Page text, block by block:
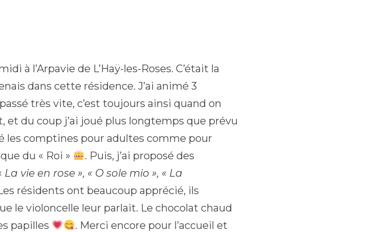
à l’Arpavie de L’Haÿ-les-Roses. C’était la
dans cette résidence. J’ai animé 3
très vite, c’est toujours ainsi quand on
et du coup j’ai joué plus longtemps que prévu
les comptines pour adultes comme pour
du « Roi »
. Puis, j’ai proposé des
La vie en rose », « O sole mio », « La
résidents ont beaucoup apprécié, ils
le violoncelle leur parlait. Le chocolat chaud
papilles
. Merci encore pour l’accueil et